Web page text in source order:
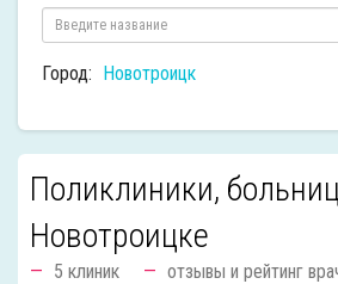
Город: Новотроицк
Поликлиники,
Новотроицке
5 клиник отзывы и рейтинг